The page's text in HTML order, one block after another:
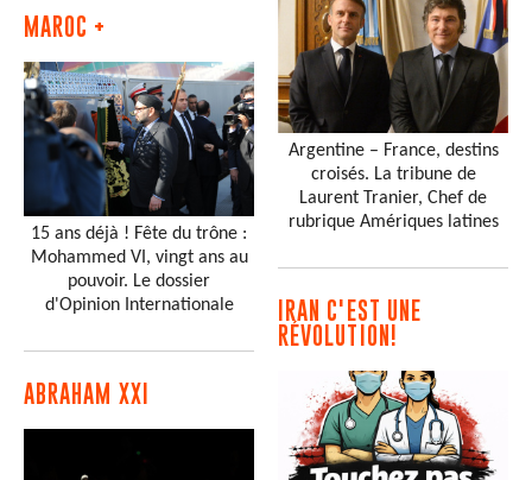
MAROC +
15 ans déjà ! Fête du trône :
Mohammed VI, vingt ans au
pouvoir. Le dossier
d'Opinion Internationale
ABRAHAM XXI
Argentine – France, destins
croisés. La tribune de
Laurent Tranier, Chef de
rubrique Amériques latines
IRAN C'EST UNE
RÉVOLUTION!